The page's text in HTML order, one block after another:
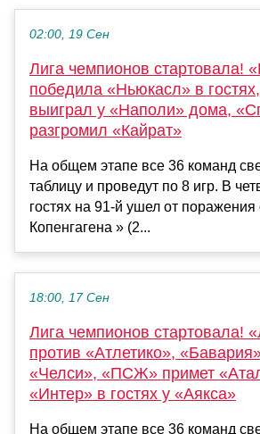
02:00, 19 Сен
Лига чемпионов стартовала!
победила «Ньюкасл» в
выиграл у «Наполи» дома,
разгромил «Кайрат»
На общем этапе все 36 команд
таблицу и проведут по 8 игр. В
гостях на 91-й ушел от поражения
Копенгагена » (2...
18:00, 17 Сен
Лига чемпионов стартовала!
против «Атлетико»,
«Челси», «ПСЖ» примет
«Интер» в гостях у «Аякса»
На общем этапе все 36 команд